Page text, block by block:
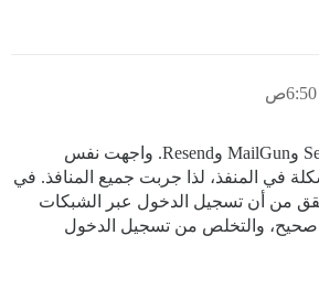
رائع، لقد جربت SendGrid وMailGun وResend. واجهت نفس
في المنفذ، لذا جربت جميع المنافذ. في
من أن تسجيل الدخول عبر الشبكات
صحيح، والتخلص من تسجيل الدخول